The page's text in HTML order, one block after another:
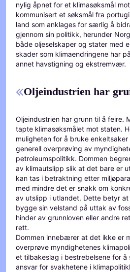
nylig åpnet for et klimasøksmål
kommunisert et søksmål fra
land som anklages for særlig å
gjennom sin politikk, herunder
både oljeselskaper og stater med
skader som klimaendringene har
annet havstigning og ekstremvær.
Oljeindustrien har
Oljeindustrien har grunn til å feire.
tapte klimasøksmålet mot staten.
muligheten for å bruke
generell overprøving av
petroleumspolitikk. Dommen
av klimautslipp slik at det bare er
kan tas i betraktning etter
med mindre det er snakk om
av utslipp i utlandet. Dette betyr
bygge sin velstand på uttak av
hinder av grunnloven eller andre
rett.
Dommen innebærer at det ikke er
overprøve myndighetenes
et tilbakeslag i bestrebelsene for å
ansvar for svakhetene i